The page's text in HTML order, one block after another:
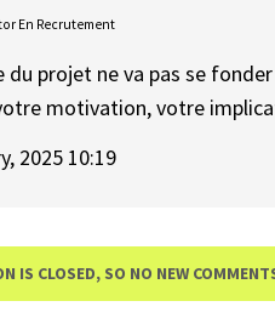
En Recrutement
du projet ne va pas se
motivation, votre
2025 10:19
IS CLOSED, SO NO NEW